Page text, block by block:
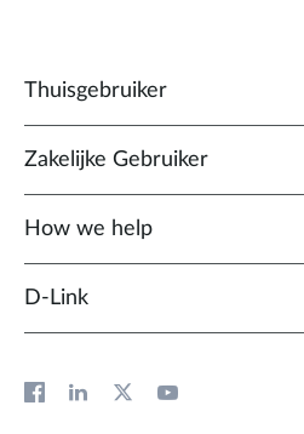
Thuisgebruiker
Zakelijke Gebruiker
How we help
D‑Link